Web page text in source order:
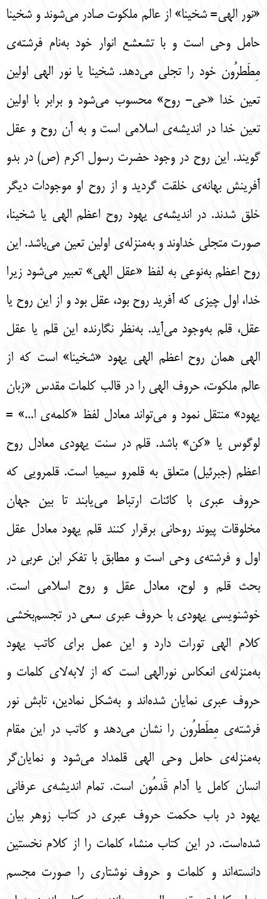
«نور الهی= شخینا» از عالم ملکوت صادر می‌شوند و شخینا
حامل وحی است و با تشعشع انوار خود به‌نام فرشته‌ی
مِطَطرُون خود را تجلی می‌دهد. شخینا یا نور الهی اولین
تعین خدا «حی- روح» محسوب می‌شود و برابر با اولین
تعین خدا در اندیشه‌ی اسلامی است و به آن روح و عقل
گویند. این روح در وجود حضرت رسول اکرم (ص) در بدو
آفرینش بهانه‌ی خلقت گردید و از روح او موجودات دیگر
خلق شدند. در اندیشه‌ی یهود روح اعظم الهی یا شخینا،
صورت متجلی خداوند و به‌منزله‌ی اولین تعین می‌باشد. این
روح اعظم به‌نوعی به لفظ «عقل الهی» تعبیر می‌شود زیرا
خدا، اول چیزی که آفرید روح بود، عقل بود و از این روح یا
عقل، قلم به‌وجود می‌آید. به‌نظر نگارنده این قلم یا عقل
الهی همان روح اعظم الهی یهود «شخینا» است که از
عالم ملکوت، حروف الهی را در قالب کلمات مقدس «زبان
یهود» منتقل نمود و می‌تواند معادل لفظ «کلمه‌ی ا...» =
لوگوس یا «کن» باشد. قلم در سنت یهودی معادل روح
اعظم (جبرئیل) متعلق به قلمرو سیمیا است. قلمرویی که
حروف عبری با کائنات ارتباط می‌یابند تا بین جهان
مخلوقات پیوند روحانی برقرار کنند قلم یهود معادل عقل
اول و فرشته‌ی وحی است و مطابق با تفکر ابن عربی در
بحث قلم و لوح، معادل عقل و روح اسلامی است.
خوشنویسی یهودی با حروف عبری سعی در تجسم‌بخشی
کلام الهی تورات دارد و این عمل برای کاتب یهود
به‌منزله‌ی انعکاس نورالهی است که از لابه‌لای کلمات و
حروف عبری نمایان شده‌اند و به‌شکل نمادین، تابش نور
فرشته‌ی مِطَطرُون را نشان می‌دهد و کاتب در این مقام
به‌منزله‌ی حامل وحی الهی قلمداد می‌شود و نمایان‌گر
انسان کامل یا آدام قَدمُون است. تمام اندیشه‌ی عرفانی
یهود در باب حکمت حروف عبری در کتاب زوهر بیان
شده‌است. در این کتاب منشاء کلمات را از کلام نخستین
دانسته‌اند و کلمات و حروف نوشتاری را صورت مجسم